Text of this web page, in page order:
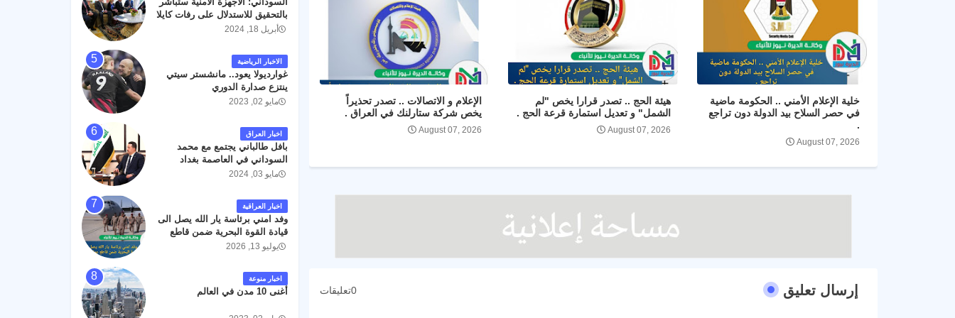
خلية الإعلام الأمني .. الحكومة ماضية
في حصر السلاح بيد الدولة دون تراجع
.
August 07, 2026
هيئة الحج .. تصدر قرارا يخص "لم
الشمل" و تعديل استمارة قرعة الحج .
August 07, 2026
الإعلام و الاتصالات .. تصدر تحذيراً
يخص شركة ستارلنك في العراق .
August 07, 2026
إرسال تعليق 0تعليقات
رحمته ، و انا لله وانا اليه راجعون .
بالتحقيق للاستدلال على رفات كايلا
مولرأبريل 18, 2024
الاخبار الرياضية
غوارديولا يعود.. مانشستر سيتي
ينتزع صدارة الدوري
مايو 02, 2023
اخبار العراق
بافل طالباني يجتمع مع محمد
السوداني في العاصمة بغداد
مايو 03, 2024
اخبار العراقية
وفد امني برئاسة يار الله يصل الى
قيادة القوة البحرية ضمن قاطع
عمليات البصرة .
يوليو 13, 2026
اخبار منوعة
أغنى 10 مدن في العالم